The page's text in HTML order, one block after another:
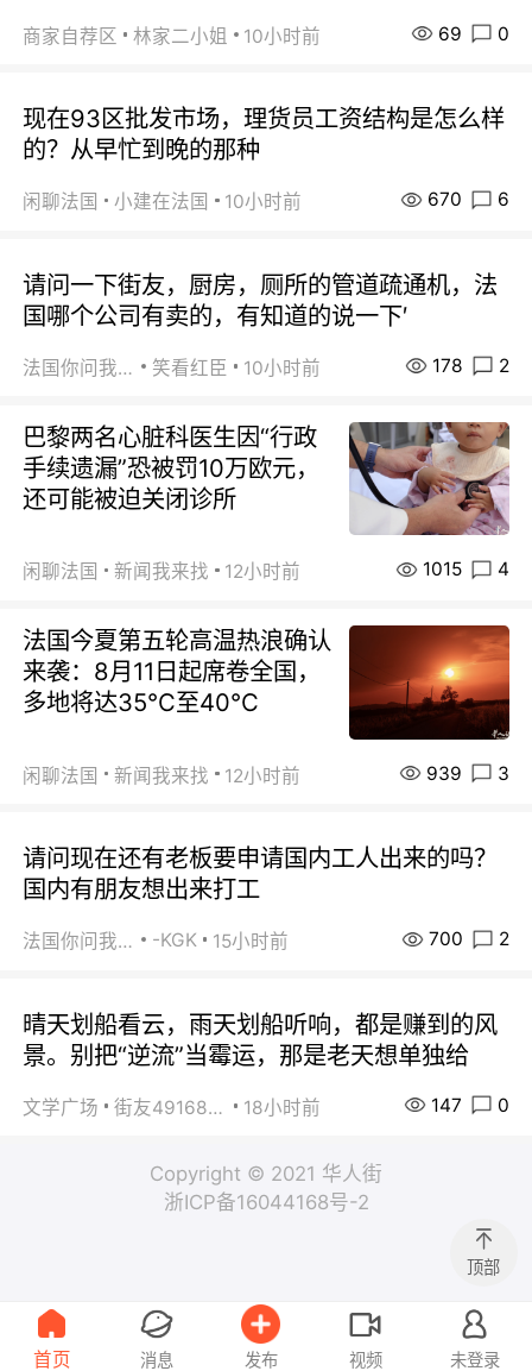
商家自荐区 林家二小姐 10小时前 69 0
现在93区批发市场，理货员工资结构是怎么样
的？从早忙到晚的那种
闲聊法国 小建在法国 10小时前 670 6
请问一下街友，厨房，厕所的管道疏通机，法
国哪个公司有卖的，有知道的说一下′
法国你问我答 笑看红臣 10小时前 178 2
巴黎两名心脏科医生因“行政
手续遗漏”恐被罚10万欧元，
还可能被迫关闭诊所
闲聊法国 新闻我来找 12小时前 1015 4
法国今夏第五轮高温热浪确认
来袭：8月11日起席卷全国，
多地将达35℃至40℃
闲聊法国 新闻我来找 12小时前 939 3
请问现在还有老板要申请国内工人出来的吗？
国内有朋友想出来打工
法国你问我答 -KGK 15小时前 700 2
晴天划船看云，雨天划船听响，都是赚到的风
景。别把“逆流”当霉运，那是老天想单独给
文学广场 街友49168527 18小时前 147 0
Copyright © 2021 华人街
浙ICP备16044168号-2
顶部
首页 消息 发布 视频 未登录